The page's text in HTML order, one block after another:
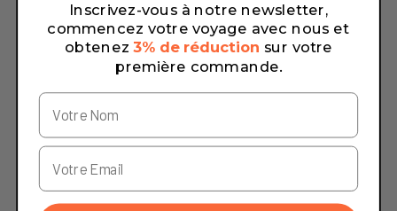
Inscrivez-vous à notre newsletter,
commencez votre voyage avec nous et
obtenez 3% de réduction sur votre
première commande.